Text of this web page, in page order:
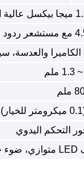
ملم